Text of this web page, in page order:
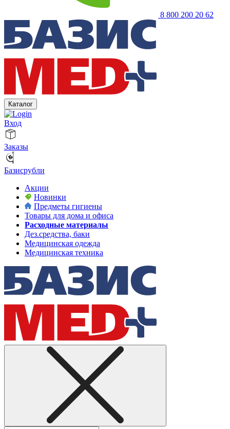
8 800 200 20 62
Каталог
Вход
Заказы
Базисрубли
Акции
Новинки
Предметы гигиены
Товары для дома и офиса
Расходные материалы
Дез.средства, баки
Медицинская одежда
Медицинская техника